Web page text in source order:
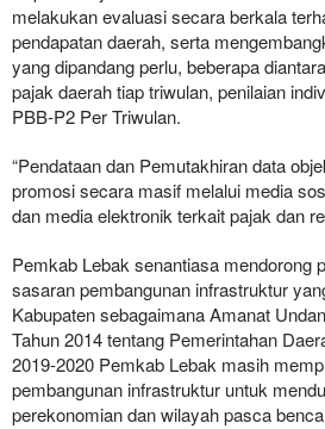
melakukan evaluasi secara berkala
pendapatan daerah, serta
yang dipandang perlu, beberapa
pajak daerah tiap triwulan, penilaian
PBB-P2 Per Triwulan.
“Pendataan dan Pemutakhiran data
promosi secara masif melalui media
dan media elektronik terkait pajak dan
Pemkab Lebak senantiasa mendorong
sasaran pembangunan infrastruktur
Kabupaten sebagaimana Amanat
Tahun 2014 tentang Pemerintahan
2019-2020 Pemkab Lebak masih
pembangunan infrastruktur untuk
perekonomian dan wilayah pasca